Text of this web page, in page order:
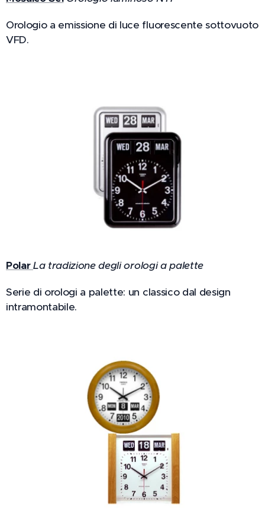
Orologio a emissione di luce fluorescente sottovuoto
VFD.
PolarLa tradizione degli orologi a palette
Serie di orologi a palette: un classico dal design
intramontabile.